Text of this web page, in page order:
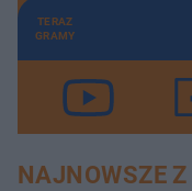
TERAZ
GRAMY
NAJNOWSZE